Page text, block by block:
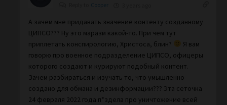
Cooper
А зачем мне придавать значение контенту созданному
ЦИПСО??? Ну это маразм какой-то. При чем тут
приплетать конспирологию, Христоса, блин?
Я вам
говорю про военное подразделение ЦИПСО, офицеры
которого создают и курируют подобный контент.
Зачем разбираться и изучать то, что умышленно
создано для обмана и дезинформации??? Эта сеточка
24 февраля 2022 года п*здела про уничтожение всей